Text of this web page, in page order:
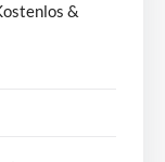
&